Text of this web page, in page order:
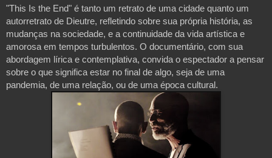
"This Is the End" é tanto um retrato de uma cidade quanto um
autorretrato de Dieutre, refletindo sobre sua própria história, as
mudanças na sociedade, e a continuidade da vida artística e
amorosa em tempos turbulentos. O documentário, com sua
abordagem lírica e contemplativa, convida o espectador a pensar
sobre o que significa estar no final de algo, seja de uma
pandemia, de uma relação, ou de uma época cultural.